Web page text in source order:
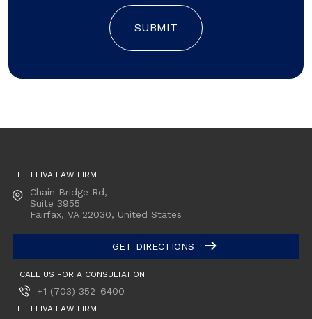
SUBMIT
THE LEIVA LAW FIRM
Chain Bridge Rd,
Suite 3955
Fairfax, VA 22030, United States
GET DIRECTIONS
CALL US FOR A CONSULTATION
+1 (703) 352-6400
THE LEIVA LAW FIRM